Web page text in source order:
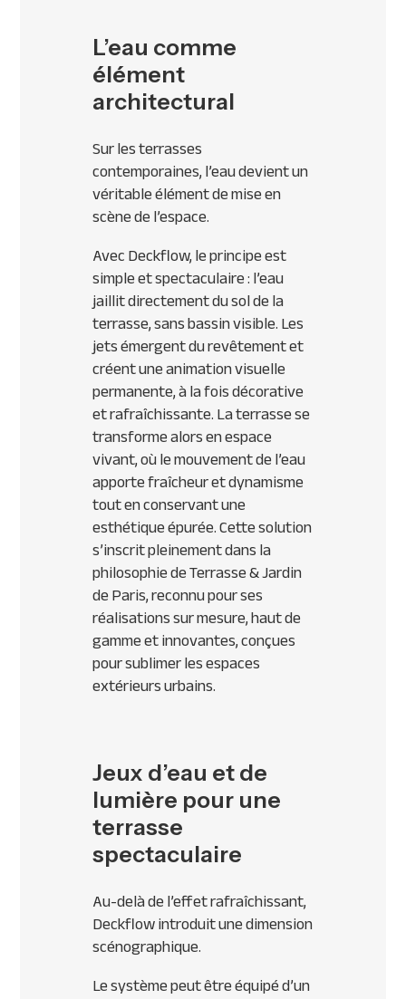
L’eau comme
élément
architectural
Sur les terrasses
contemporaines, l’eau devient un
véritable élément de mise en
scène de l’espace.
Avec Deckflow, le principe est
simple et spectaculaire : l’eau
jaillit directement du sol de la
terrasse, sans bassin visible. Les
jets émergent du revêtement et
créent une animation visuelle
permanente, à la fois décorative
et rafraîchissante. La terrasse se
transforme alors en espace
vivant, où le mouvement de l’eau
apporte fraîcheur et dynamisme
tout en conservant une
esthétique épurée. Cette solution
s’inscrit pleinement dans la
philosophie de Terrasse & Jardin
de Paris, reconnu pour ses
réalisations sur mesure, haut de
gamme et innovantes, conçues
pour sublimer les espaces
extérieurs urbains.
Jeux d’eau et de
lumière pour une
terrasse
spectaculaire
Au-delà de l’effet rafraîchissant,
Deckflow introduit une dimension
scénographique.
Le système peut être équipé d’un